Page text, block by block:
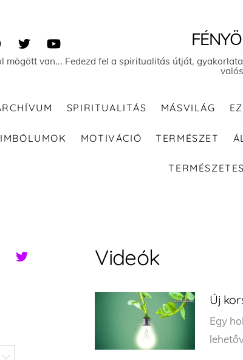
mögött van... Fedezd fel a spiritualitás útját,
SPIRITUALITÁS MÁSVILÁG
MOTIVÁCIÓ TERMÉSZET
Videók
Új
Egy